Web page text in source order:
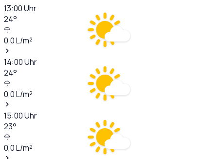
13:00Uhr
24°
0,0L/m²
14:00Uhr
24°
0,0L/m²
15:00Uhr
23°
0,0L/m²